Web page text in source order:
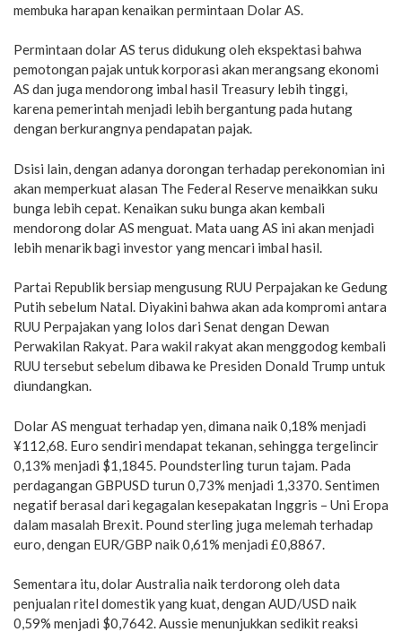
membuka harapan kenaikan permintaan Dolar AS.
Permintaan dolar AS terus didukung oleh ekspektasi bahwa
pemotongan pajak untuk korporasi akan merangsang ekonomi
AS dan juga mendorong imbal hasil Treasury lebih tinggi,
karena pemerintah menjadi lebih bergantung pada hutang
dengan berkurangnya pendapatan pajak.
Dsisi lain, dengan adanya dorongan terhadap perekonomian ini
akan memperkuat alasan The Federal Reserve menaikkan suku
bunga lebih cepat. Kenaikan suku bunga akan kembali
mendorong dolar AS menguat. Mata uang AS ini akan menjadi
lebih menarik bagi investor yang mencari imbal hasil.
Partai Republik bersiap mengusung RUU Perpajakan ke Gedung
Putih sebelum Natal. Diyakini bahwa akan ada kompromi antara
RUU Perpajakan yang lolos dari Senat dengan Dewan
Perwakilan Rakyat. Para wakil rakyat akan menggodog kembali
RUU tersebut sebelum dibawa ke Presiden Donald Trump untuk
diundangkan.
Dolar AS menguat terhadap yen, dimana naik 0,18% menjadi
¥112,68. Euro sendiri mendapat tekanan, sehingga tergelincir
0,13% menjadi $1,1845. Poundsterling turun tajam. Pada
perdagangan GBPUSD turun 0,73% menjadi 1,3370. Sentimen
negatif berasal dari kegagalan kesepakatan Inggris – Uni Eropa
dalam masalah Brexit. Pound sterling juga melemah terhadap
euro, dengan EUR/GBP naik 0,61% menjadi £0,8867.
Sementara itu, dolar Australia naik terdorong oleh data
penjualan ritel domestik yang kuat, dengan AUD/USD naik
0,59% menjadi $0,7642. Aussie menunjukkan sedikit reaksi